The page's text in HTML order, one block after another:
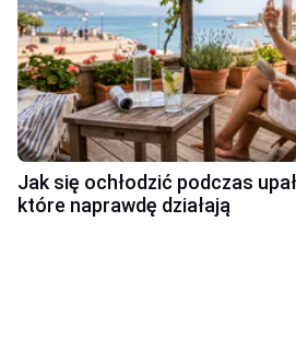
Jak się ochłodzić podczas
które naprawdę działają